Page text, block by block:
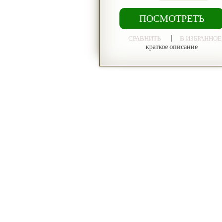
ПОСМОТРЕТЬ
СРАВНИТЬ В
краткое описание